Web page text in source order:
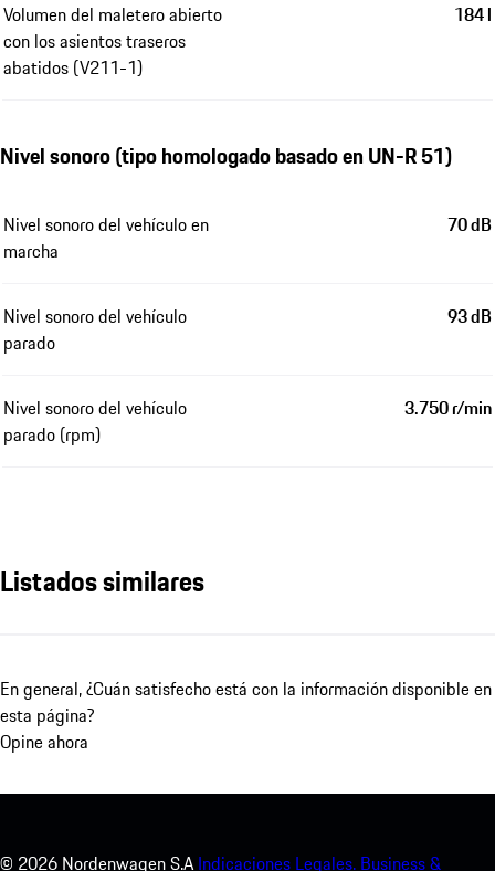
Volumen del maletero abierto
con los asientos traseros
abatidos (V211-1)
184 l
Nivel sonoro (tipo homologado basado en UN-R 51)
Nivel sonoro del vehículo en
marcha
70 dB
Nivel sonoro del vehículo
parado
93 dB
Nivel sonoro del vehículo
parado (rpm)
3.750 r/min
Listados similares
En general, ¿Cuán satisfecho está con la información disponible en
esta página?
Opine ahora
© 2026 Nordenwagen S.A Indicaciones Legales. Business &